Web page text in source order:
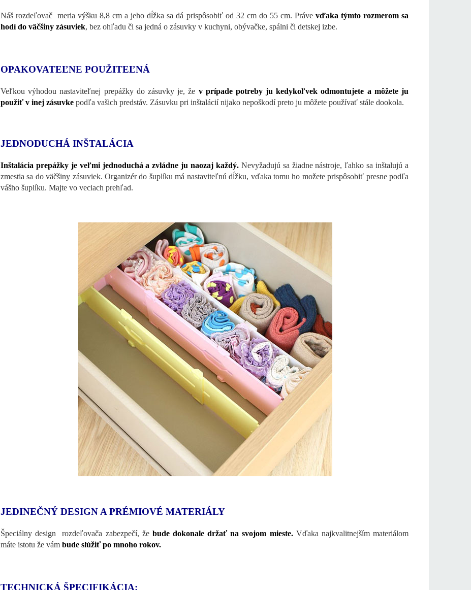
Náš rozdeľovač meria výšku 8,8 cm a jeho dĺžka sa dá prispôsobiť od 32 cm do 55 cm. Práve vďaka týmto rozmerom sa
hodí do väčšiny zásuviek, bez ohľadu či sa jedná o zásuvky v kuchyni, obývačke, spálni či detskej izbe.
OPAKOVATEĽNE POUŽITEĽNÁ
Veľkou výhodou nastaviteľnej prepážky do zásuvky je, že v prípade potreby ju kedykoľvek odmontujete a môžete ju
použiť v inej zásuvke podľa vašich predstáv. Zásuvku pri inštalácií nijako nepoškodí preto ju môžete používať stále dookola.
JEDNODUCHÁ INŠTALÁCIA
Inštalácia prepážky je veľmi jednoduchá a zvládne ju naozaj každý.Nevyžadujú sa žiadne nástroje, ľahko sa inštalujú a
zmestia sa do väčšiny zásuviek. Organizér do šuplíku má nastaviteľnú dĺžku, vďaka tomu ho možete prispôsobiť presne podľa
vášho šuplíku. Majte vo veciach prehľad.
JEDINEČNÝ DESIGN A PRÉMIOVÉ MATERIÁLY
Špeciálny design rozdeľovača zabezpečí, že bude dokonale držať na svojom mieste.Vďaka najkvalitnejším materiálom
máte istotu že vám bude slúžiť po mnoho rokov.
TECHNICKÁ ŠPECIFIKÁCIA: